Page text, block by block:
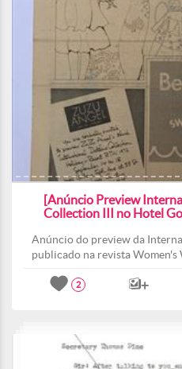
[Anúncio Preview
Collection III no Hotel
Anúncio do preview da
publicado na revista Women's
2